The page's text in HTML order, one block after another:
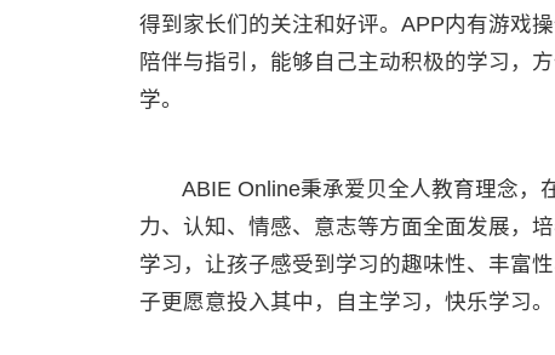
得到家长们的关注和好评。APP内有游戏
陪伴与指引，能够自己主动积极的学习，
学。
ABIE Online秉承爱贝全人教育理念，
力、认知、情感、意志等方面全面发展，
学习，让孩子感受到学习的趣味性、丰富
子更愿意投入其中，自主学习，快乐学习。